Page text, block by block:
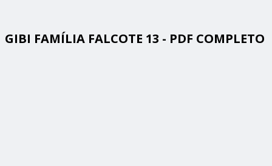
GIBI FAMÍLIA FALCOTE 13 - PDF COMPLETO